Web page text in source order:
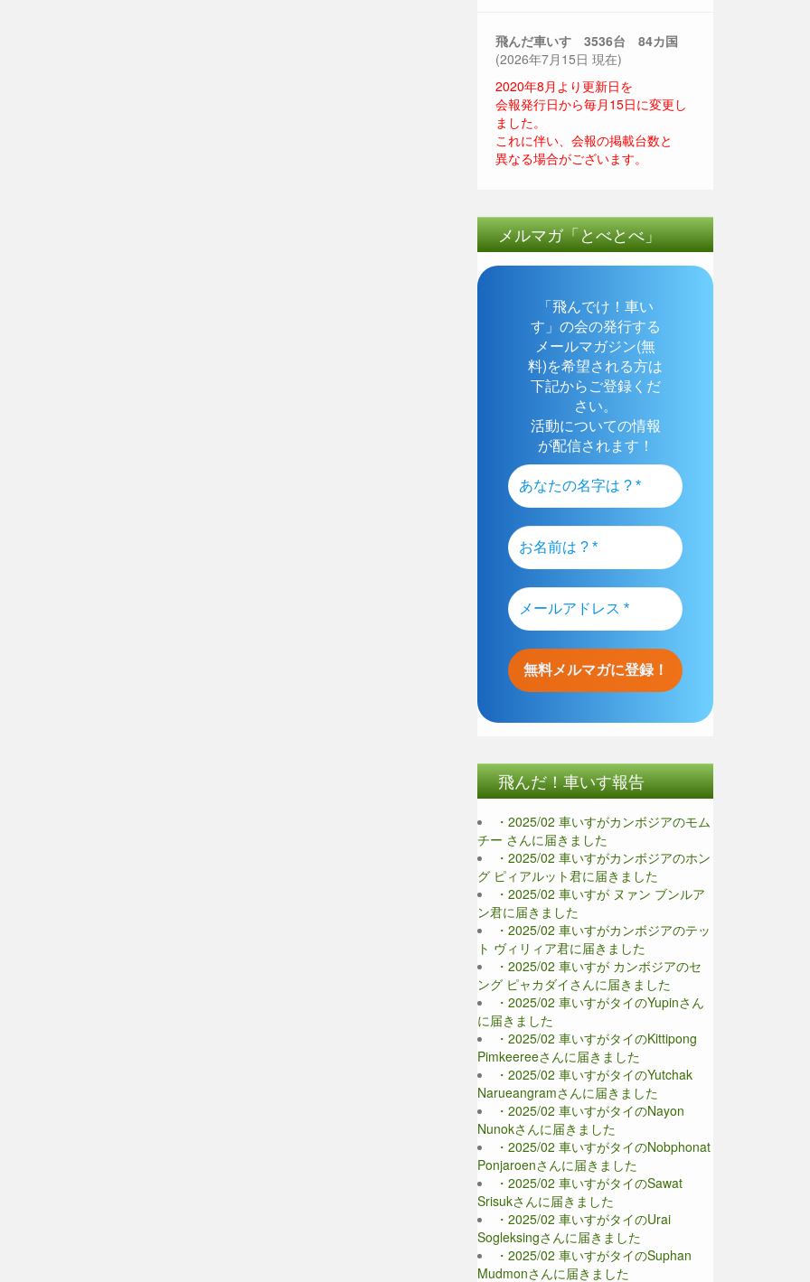
飛んだ車いす 3536台 84カ国
(2026年7月15日 現在)
2020年8月より更新日を
会報発行日から毎月15日に変更し
ました。
これに伴い、会報の掲載台数と
異なる場合がございます。
メルマガ「とべとべ」
「飛んでけ！車い
す」の会の発行する
メールマガジン(無
料)を希望される方は
下記からご登録くだ
さい。
活動についての情報
が配信されます！
飛んだ！車いす報告
・2025/02 車いすがカンボジアのモム
チー さんに届きました
・2025/02 車いすがカンボジアのホン
グ ピィアルット君に届きました
・2025/02 車いすが ヌァン ブンルア
ン君に届きました
・2025/02 車いすがカンボジアのテッ
ト ヴィリィア君に届きました
・2025/02 車いすが カンボジアのセ
ング ピャカダイさんに届きました
・2025/02 車いすがタイのYupinさん
に届きました
・2025/02 車いすがタイのKittipong
Pimkeereeさんに届きました
・2025/02 車いすがタイのYutchak
Narueangramさんに届きました
・2025/02 車いすがタイのNayon
Nunokさんに届きました
・2025/02 車いすがタイのNobphonat
Ponjaroenさんに届きました
・2025/02 車いすがタイのSawat
Srisukさんに届きました
・2025/02 車いすがタイのUrai
Sogleksingさんに届きました
・2025/02 車いすがタイのSuphan
Mudmonさんに届きました